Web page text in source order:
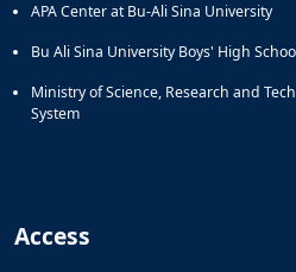
APA Center at Bu-Ali Sina University
Bu Ali Sina University Boys' High
Ministry of Science, Research and
System
Access